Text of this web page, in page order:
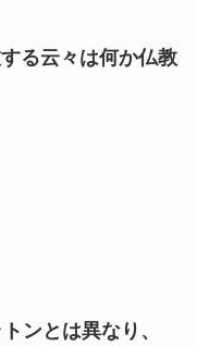
る云々は何か仏教
ンとは異なり、